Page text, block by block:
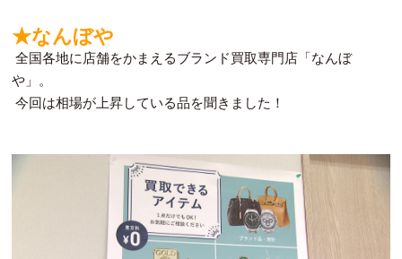
★なんぼや
全国各地に店舗をかまえるブランド買取専門店「なんぼ
や」。
今回は相場が上昇している品を聞きました！